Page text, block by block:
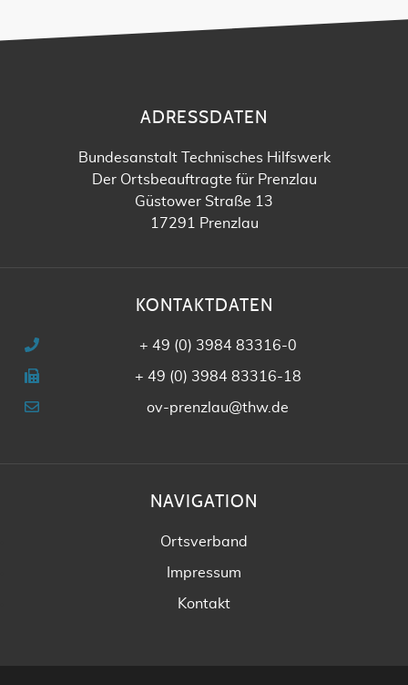
ADRESSDATEN
Bundesanstalt Technisches Hilfswerk
Der Ortsbeauftragte für Prenzlau
Güstower Straße 13
17291 Prenzlau
KONTAKTDATEN
+ 49 (0) 3984 83316-0
+ 49 (0) 3984 83316-18
ov-prenzlau@thw.de
NAVIGATION
Ortsverband
Impressum
Kontakt